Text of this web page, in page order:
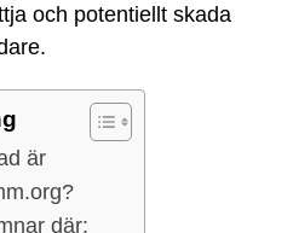
och potentiellt skada
är
där: